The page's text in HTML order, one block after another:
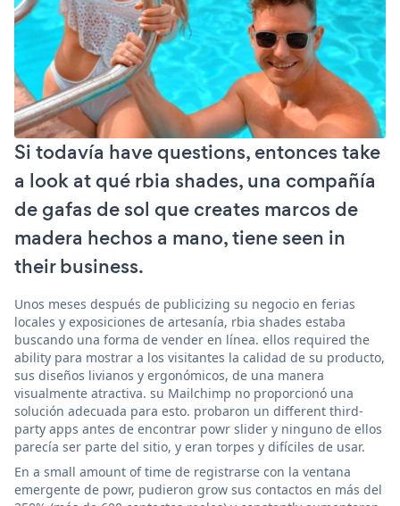
Si todavía have questions, entonces take
a look at qué rbia shades, una compañía
de gafas de sol que creates marcos de
madera hechos a mano, tiene seen in
their business.
Unos meses después de publicizing su negocio en ferias
locales y exposiciones de artesanía, rbia shades estaba
buscando una forma de vender en línea. ellos required the
ability para mostrar a los visitantes la calidad de su producto,
sus diseños livianos y ergonómicos, de una manera
visualmente atractiva. su Mailchimp no proporcionó una
solución adecuada para esto. probaron un different third-
party apps antes de encontrar powr slider y ninguno de ellos
parecía ser parte del sitio, y eran torpes y difíciles de usar.
En a small amount of time de registrarse con la ventana
emergente de powr, pudieron grow sus contactos en más del